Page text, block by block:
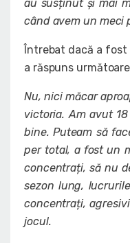
au susținut și mai
când avem un meci
Întrebat dacă a fost
a răspuns
Nu, nici măcar
victoria. Am avut
bine. Puteam să
per total, a fost un
concentrați, să nu
sezon lung,
concentrați,
jocul.